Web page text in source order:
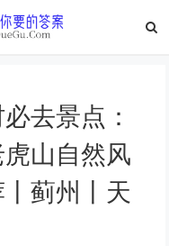
去景点：
山自然风
蓟州丨天